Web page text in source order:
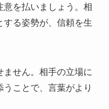
意を払いましょう。相
る姿勢が、信頼を生
ません。相手の立場に
ことで、言葉がより